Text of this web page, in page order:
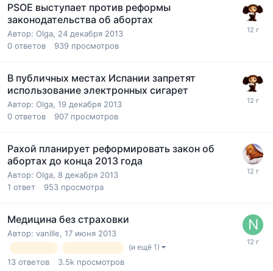
PSOE выступает против реформы
законодательства об абортах
Автор: Olga, 24 декабря 2013
0 ответов 939 просмотров
В публичных местах Испании запретят
использование электронных сигарет
Автор: Olga, 19 декабря 2013
0 ответов 907 просмотров
Рахой планирует реформировать закон об
абортах до конца 2013 года
Автор: Olga, 8 декабря 2013
1 ответ 953 просмотра
Медицина без страховки
Автор: vanille, 17 июня 2013
(и ещё 1)
13 ответов 3.5k просмотров